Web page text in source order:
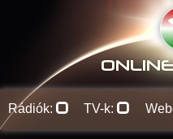
Rádiók: TV-k: